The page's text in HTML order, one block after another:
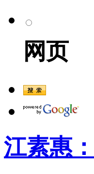
网页
江素惠